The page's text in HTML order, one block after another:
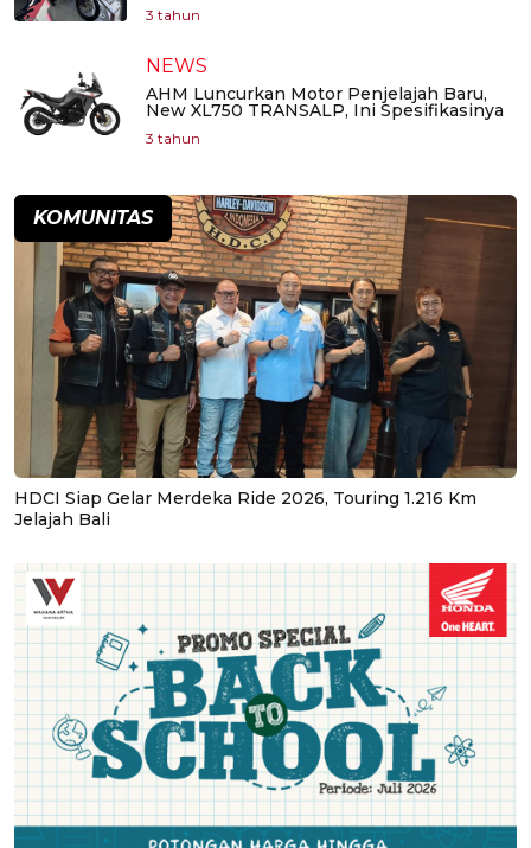
3 tahun
NEWS
AHM Luncurkan Motor Penjelajah Baru,
New XL750 TRANSALP, Ini Spesifikasinya
3 tahun
KOMUNITAS
HDCI Siap Gelar Merdeka Ride 2026, Touring 1.216 Km
Jelajah Bali